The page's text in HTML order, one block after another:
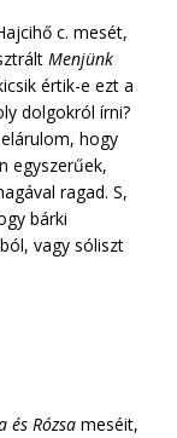
c. mesét,
Menjünk
értik-e ezt a
dolgokról írni?
hogy
egyszerűek,
ragad. S,
bárki
vagy sóliszt
és Rózsa meséit,